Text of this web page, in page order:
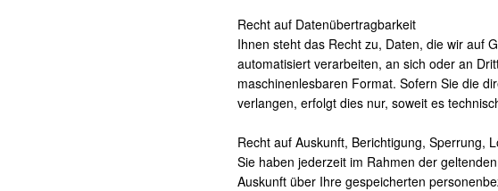
Recht auf Datenübertragbarkeit
Ihnen steht das Recht zu, Daten, die wir auf
automatisiert verarbeiten, an sich oder an
maschinenlesbaren Format. Sofern Sie die
verlangen, erfolgt dies nur, soweit es
Recht auf Auskunft, Berichtigung, Sperrung,
Sie haben jederzeit im Rahmen der
Auskunft über Ihre gespeicherten